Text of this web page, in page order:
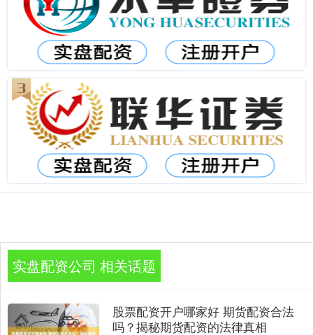
实盘配资公司 相关话题
股票配资开户哪家好 期货配资合法
吗？揭秘期货配资的法律真相